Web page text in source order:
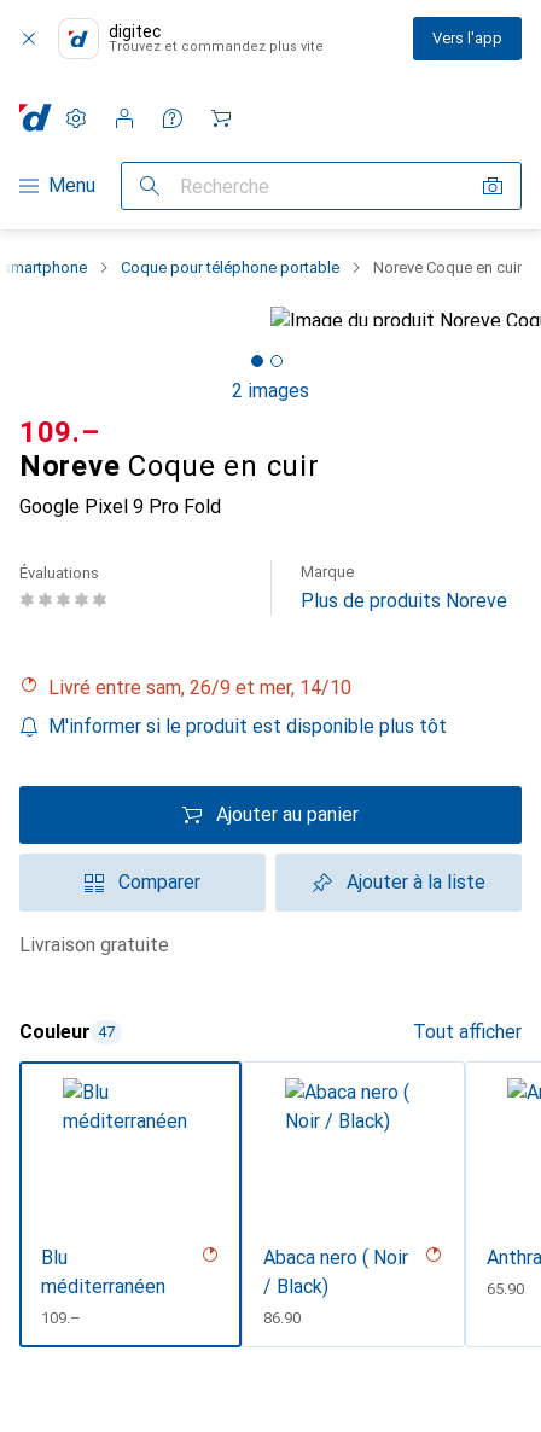
digitec
Trouvez et commandez plus vite Vers l'app
Navigation par catégorie
Menu Recherche
Paramètres
Compte client
Listes de comparaison
Listes d'envies
Panier
Coque pour téléphone portable Noreve Coque en cuir
2 images
Noreve Coque en cuir
Google Pixel 9 Pro Fold
CHF
109.–
Évaluations Marque
Plus de produits Noreve
Livré entre sam, 26/9 et mer, 14/10
M'informer si le produit est disponible plus tôt
Ajouter au panier
Comparer Ajouter à la liste
livraison gratuite
Couleur 47 Tout afficher
Blu
méditerranéen
CHF
109.–
Abaca nero ( Noir
/ Black)
CHF
86.90
CHF
65.90